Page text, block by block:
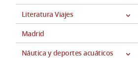
Literatura Viajes
Madrid
Náutica y deportes acuáticos